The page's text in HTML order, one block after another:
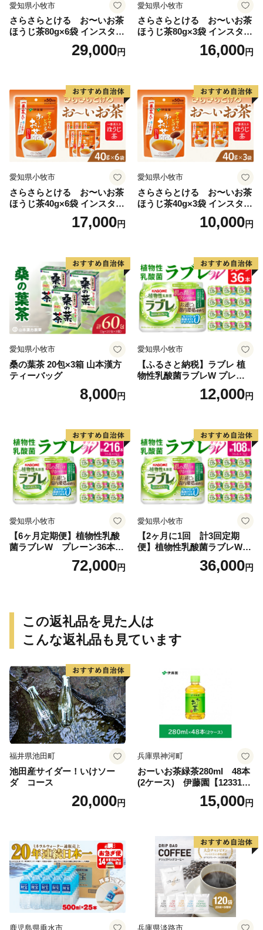
愛知県小牧市
さらさらとける お〜いお茶
ほうじ茶80g×6袋 インスタン
トほうじ茶 粉末ほうじ茶 粉
末茶 おーいお茶 粉末緑茶
29,000円
愛知県小牧市
さらさらとける お〜いお茶
ほうじ茶80g×3袋 インスタン
トほうじ茶 粉末ほうじ茶 粉
末茶 おーいお茶 粉末緑茶
16,000円
愛知県小牧市
さらさらとける お〜いお茶
ほうじ茶40g×6袋 インスタン
トほうじ茶 粉末ほうじ茶 粉
末茶 おーいお茶 粉末緑茶
17,000円
愛知県小牧市
さらさらとける お〜いお茶
ほうじ茶40g×3袋 インスタン
トほうじ茶 粉末ほうじ茶 粉
末茶 おーいお茶 粉末緑茶
10,000円
愛知県小牧市
桑の葉茶 20包×3箱 山本漢方
ティーバッグ
8,000円
愛知県小牧市
【ふるさと納税】ラブレ 植
物性乳酸菌ラブレW プレーン
36本 80ml 甘さすっきり 砂糖
不使用 コレステロール 脂肪
KB290 乳酸菌飲料 飲料 カゴ
メ 習慣 送料無料
12,000円
愛知県小牧市
【6ヶ月定期便】植物性乳酸
菌ラブレW プレーン36本
72,000円
愛知県小牧市
【2ヶ月に1回 計3回定期
便】植物性乳酸菌ラブレW
プレーン36本（計108本）
36,000円
この返礼品を見た人は
こんな返礼品も見ています
福井県池田町
池田産サイダー！いけソー
ダ コース
20,000円
兵庫県神河町
おーいお茶緑茶280ml 48本
(2ケース) 伊藤園【123317
15,000円
鹿児島県垂水市 兵庫県淡路市